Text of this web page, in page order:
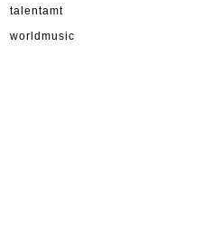
talentamt
worldmusic